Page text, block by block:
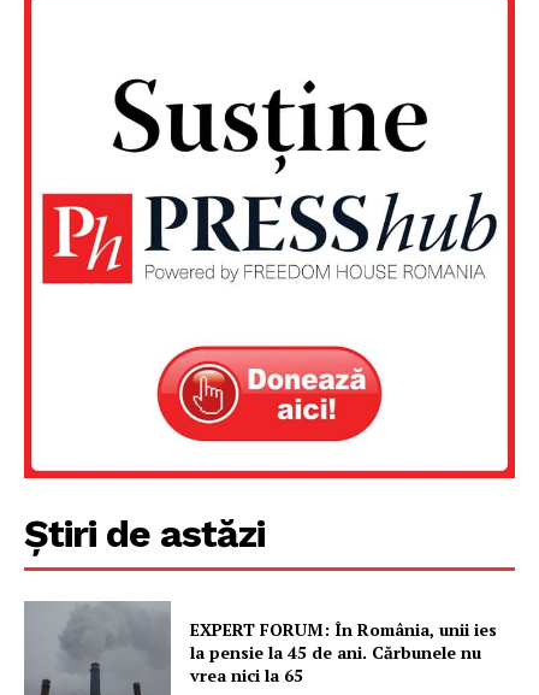
Un proiect
PRESShub
Despre noi / Echipa
Știri de astăzi
EXPERT FORUM: În România, unii ies
la pensie la 45 de ani. Cărbunele nu
vrea nici la 65